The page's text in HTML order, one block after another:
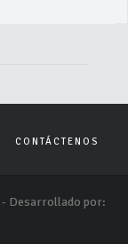
CONTÁCTENOS
- Desarrollado por: